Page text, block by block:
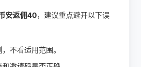
安返佣40，建议重点避开以下误
不看适用范围。